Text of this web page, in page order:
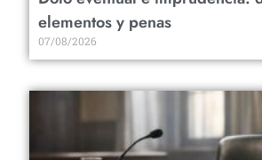
elementos y penas
07/08/2026